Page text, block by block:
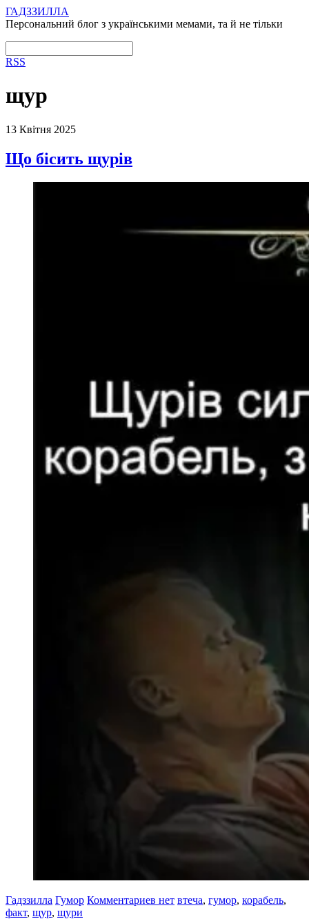
ГАДЗЗИЛЛА
Персональний блог з українськими мемами, та й не тільки
RSS
щур
13 Квітня 2025
Що бісить щурів
Гадззилла Гумор Комментариев нет втеча, гумор, корабель,
факт, щур, щури